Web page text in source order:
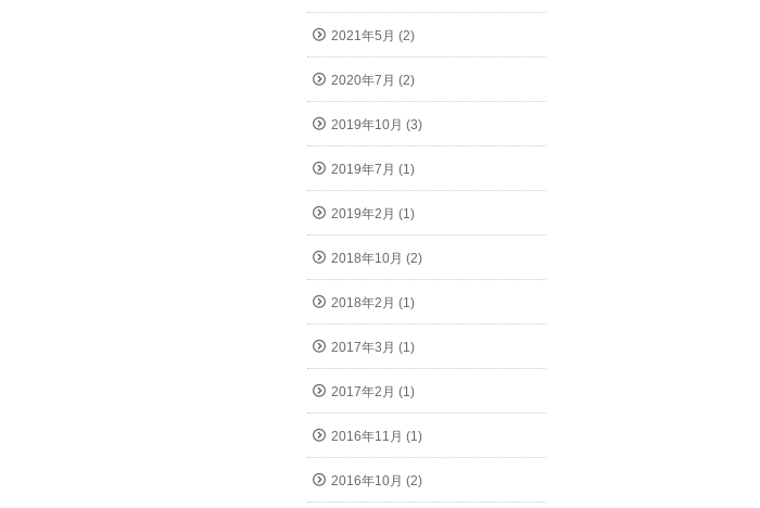
2021年5月 (2)
2020年7月 (2)
2019年10月 (3)
2019年7月 (1)
2019年2月 (1)
2018年10月 (2)
2018年2月 (1)
2017年3月 (1)
2017年2月 (1)
2016年11月 (1)
2016年10月 (2)